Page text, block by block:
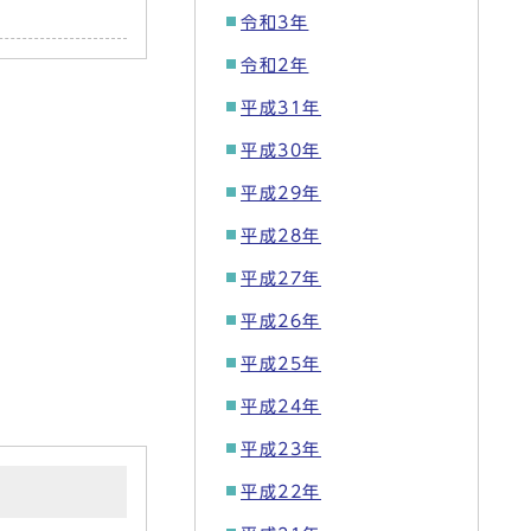
令和3年
令和2年
平成31年
平成30年
平成29年
平成28年
平成27年
平成26年
平成25年
平成24年
平成23年
平成22年